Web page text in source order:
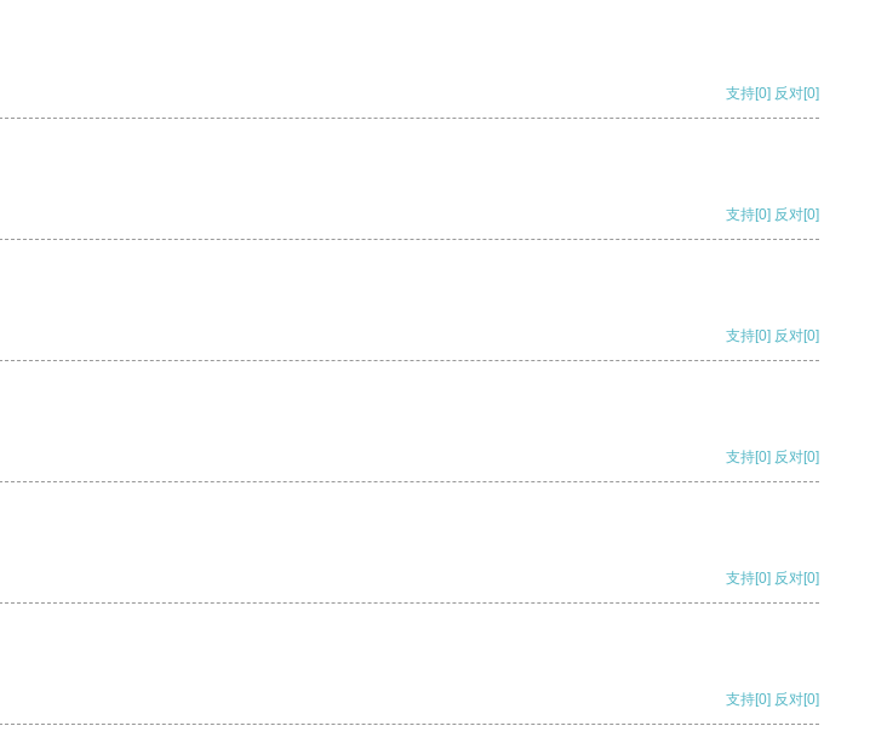
支持[0] 反对[0]
支持[0] 反对[0]
支持[0] 反对[0]
支持[0] 反对[0]
支持[0] 反对[0]
支持[0] 反对[0]